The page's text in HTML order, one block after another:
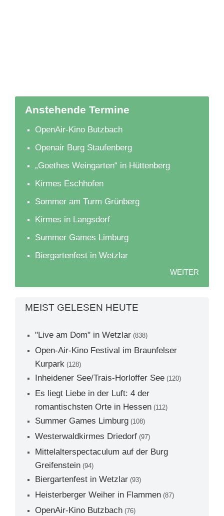
Anstehende Termine
OpenAir-Kino Butzbach
Openair Burg Staufenberg
„Goethes Weingarten“ in Hüttenberg
Kirmes Eschhofen
Sommer am Turm Grünberg
Kirmes in Langsdorf
Summer Games Limburg
Biergartenfest in Wetzlar
WEITER
MEIST GELESEN HEUTE
"Live am Dom" in Wetzlar (838)
Open-Air-Kino Festival im Braunfelser
Kurpark (128)
Inheidener See/Trais-Horloffer See (120)
Es liegt Liebe in der Luft: 4 der
romantischsten Orte in Hessen (112)
Summer Games Limburg (108)
Westerwaldkirmes Driedorf (97)
Mittelalterspectaculum auf der Burg
Greifenstein (94)
Biergartenfest in Wetzlar (93)
Heisterberger Weiher in Flammen (87)
OpenAir-Kino Butzbach (76)